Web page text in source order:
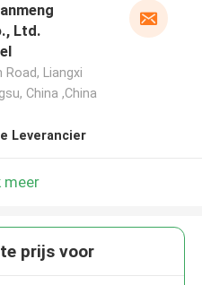
Ltd.
Road, Liangxi
China ,China
Leverancier
meer
prijs voor